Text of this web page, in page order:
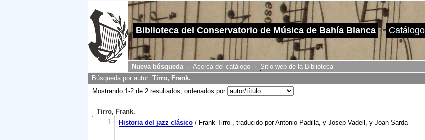
Biblioteca del Conservatorio de Música de Bahía Blanca · Catálogo
Nueva búsqueda· Acerca del catálogo · Sitio web de la Biblioteca
Búsqueda por autor: Tirro, Frank.
Mostrando 1-2 de 2 resultados, ordenados por
Tirro, Frank.
1.
Historia del jazz clásico/ Frank Tirro , traducido por Antonio Padilla, y Josep Vadell, y Joan Sarda